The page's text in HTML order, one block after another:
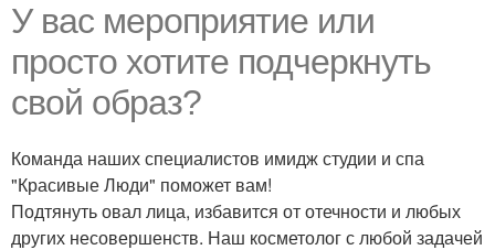
У вас мероприятие или
просто хотите подчеркнуть
свой образ?
Команда наших специалистов имидж студии и спа
"Красивые Люди" поможет вам!
Подтянуть овал лица, избавится от отечности и любых
других несовершенств. Наш косметолог с любой задачей